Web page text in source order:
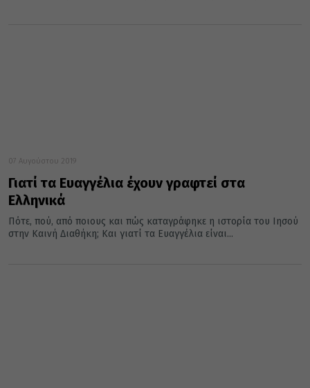
07 Αυγούστου 2019
Γιατί τα Ευαγγέλια έχουν γραφτεί στα
Ελληνικά
Πότε, πού, από ποιους και πώς καταγράφηκε η ιστορία του Ιησού
στην Καινή Διαθήκη; Και γιατί τα Ευαγγέλια είναι...